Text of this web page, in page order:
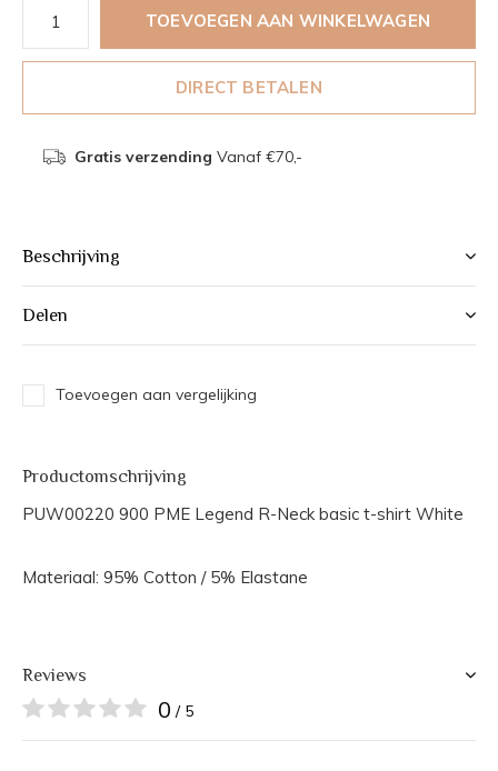
TOEVOEGEN AAN WINKELWAGEN
DIRECT BETALEN
Gratis verzending Vanaf €70,-
Beschrijving
Delen
Toevoegen aan vergelijking
Productomschrijving
PUW00220 900 PME Legend R-Neck basic t-shirt White
Materiaal: 95% Cotton / 5% Elastane
Reviews
0 / 5